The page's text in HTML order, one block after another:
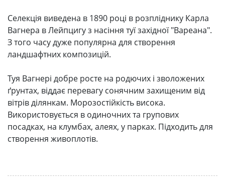
Селекція виведена в 1890 році в розпліднику Карла
Вагнера в Лейпцигу з насіння туї західної "Вареана".
З того часу дуже популярна для створення
ландшафтних композицій.
Туя Вагнері добре росте на родючих і зволожених
ґрунтах, віддає перевагу сонячним захищеним від
вітрів ділянкам. Морозостійкість висока.
Використовується в одиночних та групових
посадках, на клумбах, алеях, у парках. Підходить для
створення живоплотів.